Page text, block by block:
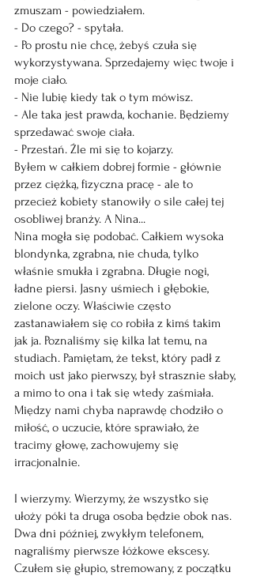
zmuszam - powiedziałem.
- Do czego? - spytała.
- Po prostu nie chcę, żebyś czuła się
wykorzystywana. Sprzedajemy więc twoje i
moje ciało.
- Nie lubię kiedy tak o tym mówisz.
- Ale taka jest prawda, kochanie. Będziemy
sprzedawać swoje ciała.
- Przestań. Źle mi się to kojarzy.
Byłem w całkiem dobrej formie - głównie
przez ciężką, fizyczna pracę - ale to
przecież kobiety stanowiły o sile całej tej
osobliwej branży. A Nina...
Nina mogła się podobać. Całkiem wysoka
blondynka, zgrabna, nie chuda, tylko
właśnie smukła i zgrabna. Długie nogi,
ładne piersi. Jasny uśmiech i głębokie,
zielone oczy. Właściwie często
zastanawiałem się co robiła z kimś takim
jak ja. Poznaliśmy się kilka lat temu, na
studiach. Pamiętam, że tekst, który padł z
moich ust jako pierwszy, był strasznie słaby,
a mimo to ona i tak się wtedy zaśmiała.
Między nami chyba naprawdę chodziło o
miłość, o uczucie, które sprawiało, że
tracimy głowę, zachowujemy się
irracjonalnie.
I wierzymy. Wierzymy, że wszystko się
ułoży póki ta druga osoba będzie obok nas.
Dwa dni później, zwykłym telefonem,
nagraliśmy pierwsze łóżkowe ekscesy.
Czułem się głupio, stremowany, z początku